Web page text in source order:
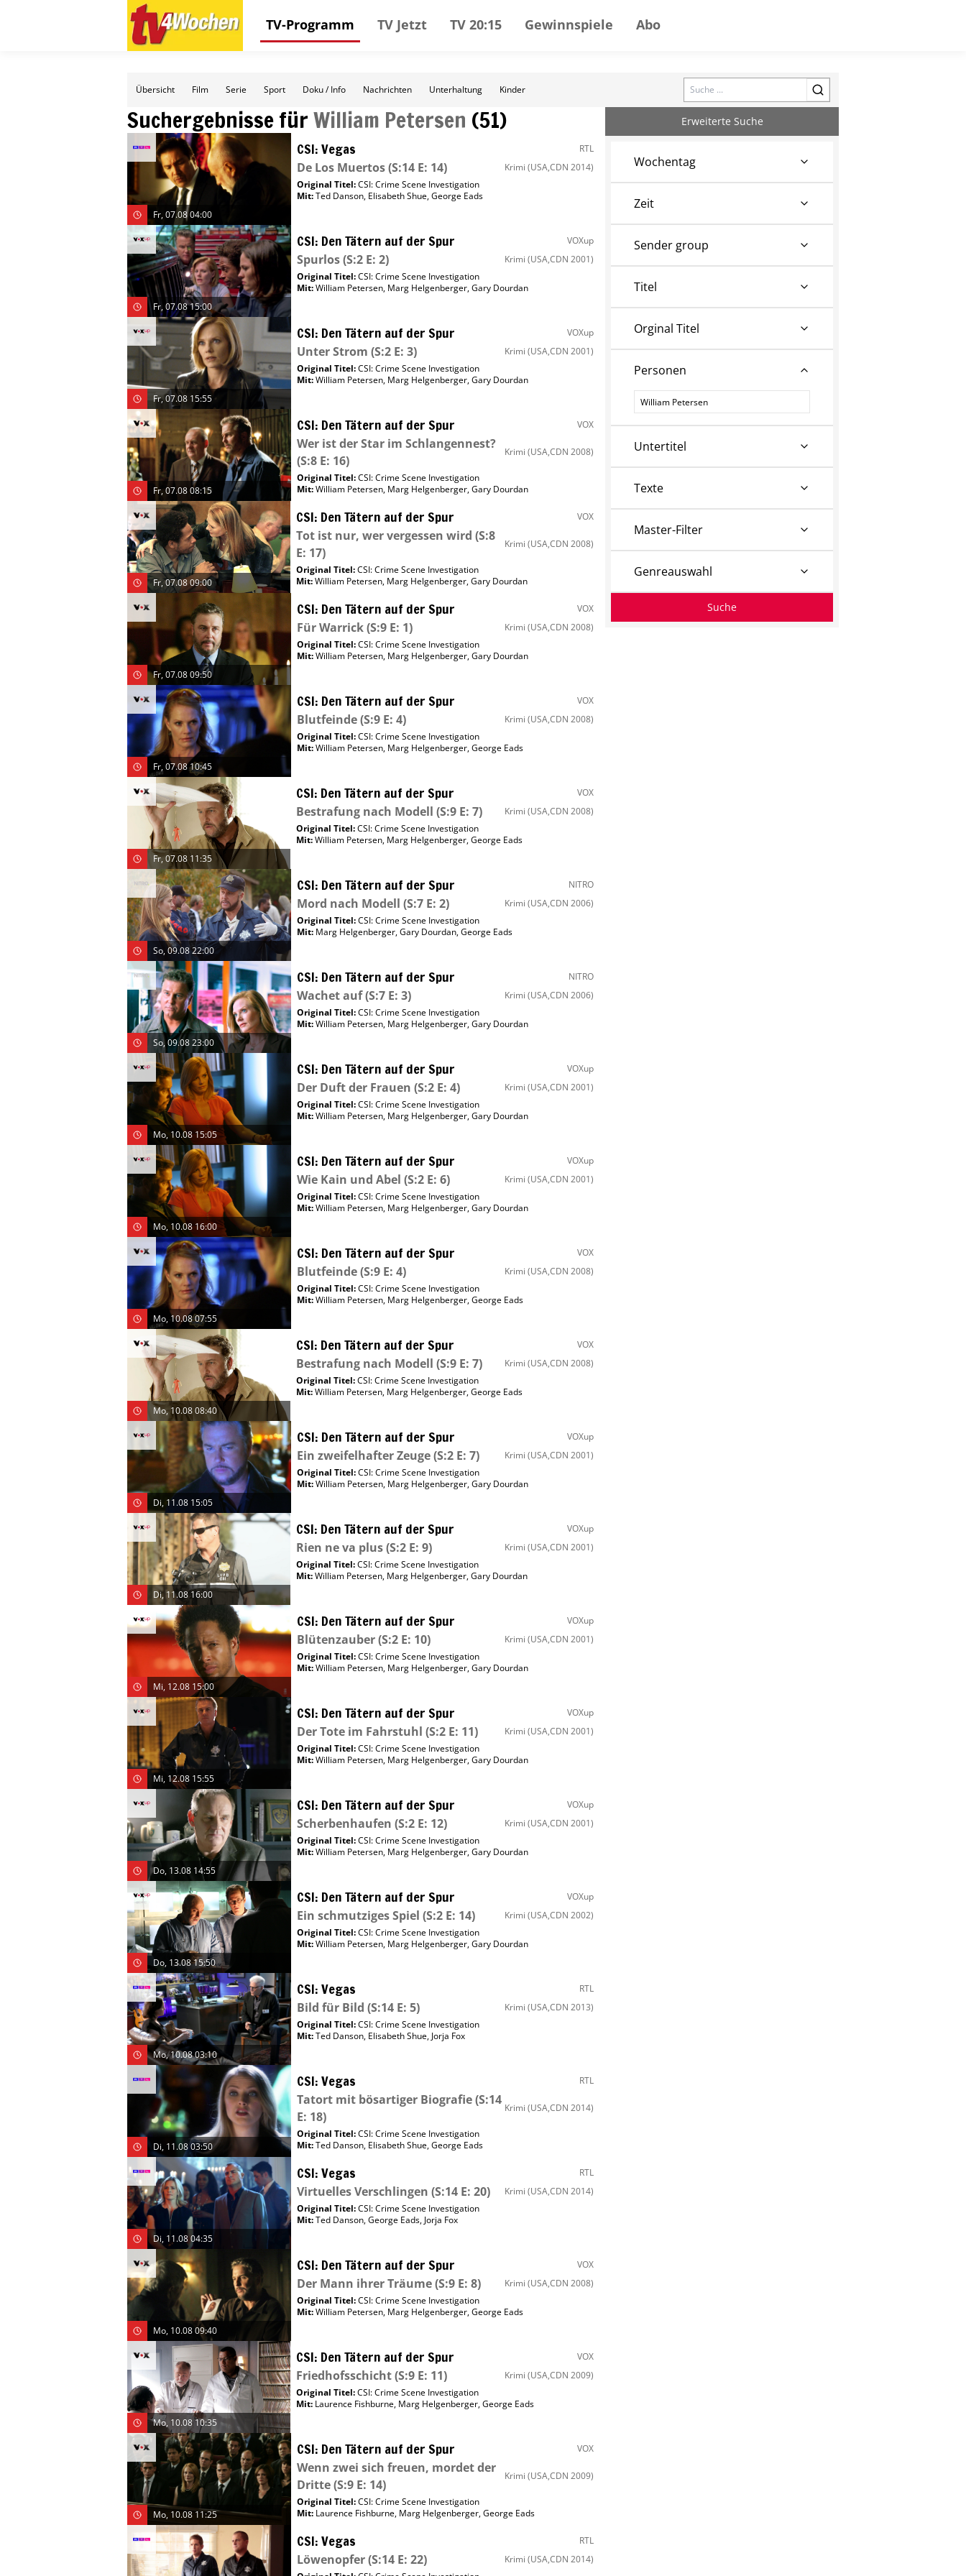
TV-Programm TV Jetzt TV 20:15 Gewinnspiele Abo
Übersicht Film Serie Sport Doku / Info Nachrichten Unterhaltung Kinder Search
Suchergebnisse fürWilliam Petersen (51)
Fr, 07.08 04:00
CSI: Vegas RTL
De Los Muertos(S:14 E: 14) Krimi (USA,CDN 2014)
Original Titel:CSI: Crime Scene Investigation
Mit:Ted Danson, Elisabeth Shue,George Eads
Fr, 07.08 15:00
CSI: Den Tätern auf der Spur VOXup
Spurlos(S:2 E: 2) Krimi (USA,CDN 2001)
Original Titel:CSI: Crime Scene Investigation
Mit:William Petersen, Marg Helgenberger,Gary Dourdan
Fr, 07.08 15:55
CSI: Den Tätern auf der Spur VOXup
Unter Strom (S:2 E: 3) Krimi (USA,CDN 2001)
Original Titel:CSI: Crime Scene Investigation
Mit:William Petersen, Marg Helgenberger,Gary Dourdan
Fr, 07.08 08:15
CSI: Den Tätern auf der Spur VOX
Wer ist der Star im Schlangennest?
(S:8 E: 16)
Krimi (USA,CDN 2008)
Original Titel:CSI: Crime Scene Investigation
Mit:William Petersen, Marg Helgenberger,Gary Dourdan
Fr, 07.08 09:00
CSI: Den Tätern auf der Spur VOX
Tot ist nur, wer vergessen wird (S:8
E: 17)
Krimi (USA,CDN 2008)
Original Titel:CSI: Crime Scene Investigation
Mit:William Petersen, Marg Helgenberger,Gary Dourdan
Fr, 07.08 09:50
CSI: Den Tätern auf der Spur VOX
Für Warrick(S:9 E: 1) Krimi (USA,CDN 2008)
Original Titel:CSI: Crime Scene Investigation
Mit:William Petersen, Marg Helgenberger,Gary Dourdan
Fr, 07.08 10:45
CSI: Den Tätern auf der Spur VOX
Blutfeinde(S:9 E: 4) Krimi (USA,CDN 2008)
Original Titel:CSI: Crime Scene Investigation
Mit:William Petersen, Marg Helgenberger,George Eads
Fr, 07.08 11:35
CSI: Den Tätern auf der Spur VOX
Bestrafung nach Modell (S:9 E: 7) Krimi (USA,CDN 2008)
Original Titel:CSI: Crime Scene Investigation
Mit:William Petersen, Marg Helgenberger,George Eads
So, 09.08 22:00
CSI: Den Tätern auf der Spur NITRO
Mord nach Modell (S:7 E: 2) Krimi (USA,CDN 2006)
Original Titel:CSI: Crime Scene Investigation
Mit: Marg Helgenberger,Gary Dourdan,George Eads
So, 09.08 23:00
CSI: Den Tätern auf der Spur NITRO
Wachet auf(S:7 E: 3) Krimi (USA,CDN 2006)
Original Titel:CSI: Crime Scene Investigation
Mit:William Petersen, Marg Helgenberger,Gary Dourdan
Mo, 10.08 15:05
CSI: Den Tätern auf der Spur VOXup
Der Duft der Frauen (S:2 E: 4) Krimi (USA,CDN 2001)
Original Titel:CSI: Crime Scene Investigation
Mit:William Petersen, Marg Helgenberger,Gary Dourdan
Mo, 10.08 16:00
CSI: Den Tätern auf der Spur VOXup
Wie Kain und Abel (S:2 E: 6) Krimi (USA,CDN 2001)
Original Titel:CSI: Crime Scene Investigation
Mit:William Petersen, Marg Helgenberger,Gary Dourdan
Mo, 10.08 07:55
CSI: Den Tätern auf der Spur VOX
Blutfeinde(S:9 E: 4) Krimi (USA,CDN 2008)
Original Titel:CSI: Crime Scene Investigation
Mit:William Petersen, Marg Helgenberger,George Eads
Mo, 10.08 08:40
CSI: Den Tätern auf der Spur VOX
Bestrafung nach Modell (S:9 E: 7) Krimi (USA,CDN 2008)
Original Titel:CSI: Crime Scene Investigation
Mit:William Petersen, Marg Helgenberger,George Eads
Di, 11.08 15:05
CSI: Den Tätern auf der Spur VOXup
Ein zweifelhafter Zeuge(S:2 E: 7) Krimi (USA,CDN 2001)
Original Titel:CSI: Crime Scene Investigation
Mit:William Petersen, Marg Helgenberger,Gary Dourdan
Di, 11.08 16:00
CSI: Den Tätern auf der Spur VOXup
Rien ne va plus(S:2 E: 9) Krimi (USA,CDN 2001)
Original Titel:CSI: Crime Scene Investigation
Mit:William Petersen, Marg Helgenberger,Gary Dourdan
Mi, 12.08 15:00
CSI: Den Tätern auf der Spur VOXup
Blütenzauber(S:2 E: 10) Krimi (USA,CDN 2001)
Original Titel:CSI: Crime Scene Investigation
Mit:William Petersen, Marg Helgenberger,Gary Dourdan
Mi, 12.08 15:55
CSI: Den Tätern auf der Spur VOXup
Der Tote im Fahrstuhl (S:2 E: 11) Krimi (USA,CDN 2001)
Original Titel:CSI: Crime Scene Investigation
Mit:William Petersen, Marg Helgenberger,Gary Dourdan
Do, 13.08 14:55
CSI: Den Tätern auf der Spur VOXup
Scherbenhaufen (S:2 E: 12) Krimi (USA,CDN 2001)
Original Titel:CSI: Crime Scene Investigation
Mit:William Petersen, Marg Helgenberger,Gary Dourdan
Do, 13.08 15:50
CSI: Den Tätern auf der Spur VOXup
Ein schmutziges Spiel (S:2 E: 14) Krimi (USA,CDN 2002)
Original Titel:CSI: Crime Scene Investigation
Mit:William Petersen, Marg Helgenberger,Gary Dourdan
Mo, 10.08 03:10
CSI: Vegas RTL
Bild für Bild (S:14 E: 5) Krimi (USA,CDN 2013)
Original Titel:CSI: Crime Scene Investigation
Mit:Ted Danson, Elisabeth Shue, Jorja Fox
Di, 11.08 03:50
CSI: Vegas RTL
Tatort mit bösartiger Biografie(S:14
E: 18)
Krimi (USA,CDN 2014)
Original Titel:CSI: Crime Scene Investigation
Mit:Ted Danson, Elisabeth Shue,George Eads
Di, 11.08 04:35
CSI: Vegas RTL
Virtuelles Verschlingen (S:14 E: 20) Krimi (USA,CDN 2014)
Original Titel:CSI: Crime Scene Investigation
Mit:Ted Danson,George Eads, Jorja Fox
Mo, 10.08 09:40
CSI: Den Tätern auf der Spur VOX
Der Mann ihrer Träume(S:9 E: 8) Krimi (USA,CDN 2008)
Original Titel:CSI: Crime Scene Investigation
Mit:William Petersen, Marg Helgenberger,George Eads
Mo, 10.08 10:35
CSI: Den Tätern auf der Spur VOX
Friedhofsschicht(S:9 E: 11) Krimi (USA,CDN 2009)
Original Titel:CSI: Crime Scene Investigation
Mit: Laurence Fishburne, Marg Helgenberger,George Eads
Mo, 10.08 11:25
CSI: Den Tätern auf der Spur VOX
Wenn zwei sich freuen, mordet der
Dritte(S:9 E: 14)
Krimi (USA,CDN 2009)
Original Titel:CSI: Crime Scene Investigation
Mit: Laurence Fishburne, Marg Helgenberger,George Eads
CSI: Vegas RTL
Löwenopfer(S:14 E: 22) Krimi (USA,CDN 2014)
Erweiterte Suche
Wochentag
Zeit
Sender group
Titel
Orginal Titel
Personen
Personen
Untertitel
Texte
Master-Filter
Genreauswahl
Suche